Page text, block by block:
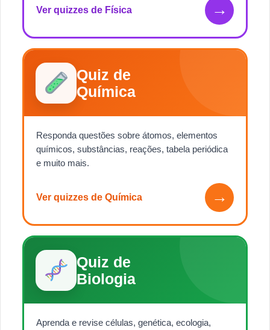
Ver quizzes de Física →
Quiz de
Química
Responda questões sobre átomos, elementos
químicos, substâncias, reações, tabela periódica
e muito mais.
Ver quizzes de Química →
Quiz de
Biologia
Aprenda e revise células, genética, ecologia,